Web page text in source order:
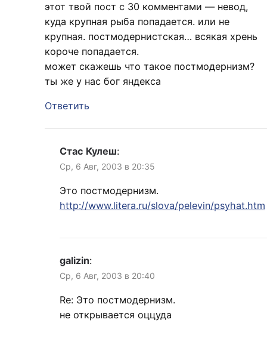
этот твой пост с 30 комментами — невод,
куда крупная рыба попадается. или не
крупная. постмодернистская… всякая хрень
короче попадается.
может скажешь что такое постмодернизм?
ты же у нас бог яндекса
Ответить
Стас Кулеш:
Ср, 6 Авг, 2003 в 20:35
Это постмодернизм.
http://www.litera.ru/slova/pelevin/psyhat.htm
galizin:
Ср, 6 Авг, 2003 в 20:40
Re: Это постмодернизм.
не открывается оццуда